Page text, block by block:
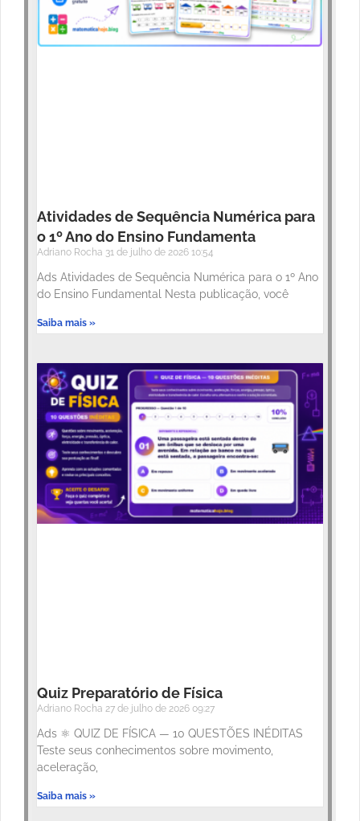
Atividades de Sequência Numérica para
o 1º Ano do Ensino Fundamenta
Adriano Rocha 31 de julho de 2026 10:54
Ads Atividades de Sequência Numérica para o 1º Ano
do Ensino Fundamental Nesta publicação, você
Saiba mais »
Quiz Preparatório de Física
Adriano Rocha 27 de julho de 2026 09:27
Ads ⚛️ QUIZ DE FÍSICA — 10 QUESTÕES INÉDITAS
Teste seus conhecimentos sobre movimento,
aceleração,
Saiba mais »